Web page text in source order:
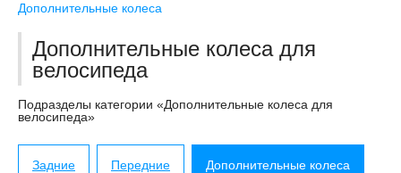
Дополнительные колеса
Дополнительные колеса для
велосипеда
Подразделы категории «Дополнительные колеса для
велосипеда»
Задние Передние Дополнительные колеса